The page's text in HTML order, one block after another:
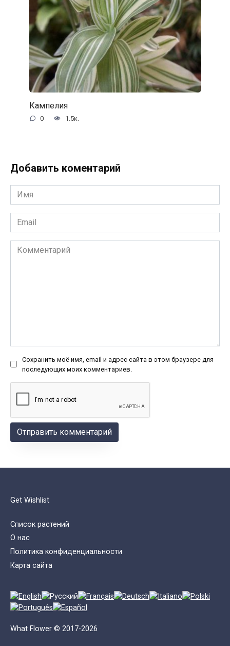
Кампелия
0 1.5к.
Добавить коментарий
Имя
*
Email
*
Комментарий
Сохранить моё имя, email и адрес сайта в этом браузере для
последующих моих комментариев.
Get Wishlist
Список растений
О нас
Политика конфиденциальности
Карта сайта
What Flower © 2017-2026